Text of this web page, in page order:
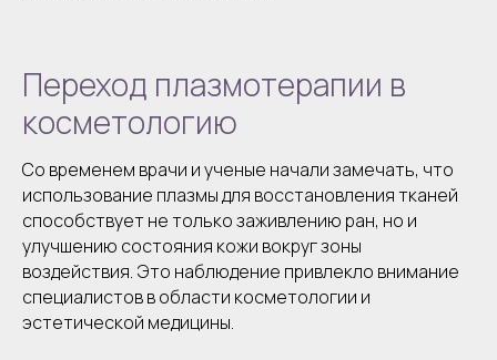
Переход плазмотерапии в
косметологию
Со временем врачи и ученые начали замечать, что
использование плазмы для восстановления тканей
способствует не только заживлению ран, но и
улучшению состояния кожи вокруг зоны
воздействия. Это наблюдение привлекло внимание
специалистов в области косметологии и
эстетической медицины.